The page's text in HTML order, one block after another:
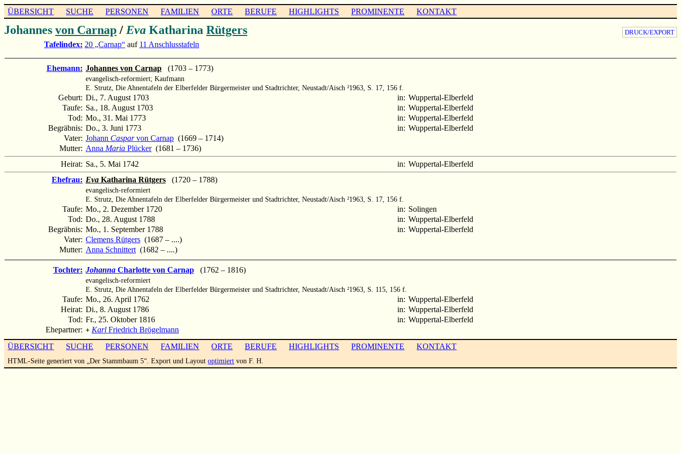
ÜBERSICHT SUCHE PERSONEN FAMILIEN ORTE BERUFE HIGHLIGHTS PROMINENTE KONTAKT
DRUCK/EXPORT
Johannes von Carnap / Eva Katharina Rütgers
Tafelindex: 20 „Carnap“ auf 11 Anschlusstafeln
Ehemann: Johannes von Carnap (1703 – 1773)
evangelisch-reformiert; Kaufmann
E. Strutz, Die Ahnentafeln der Elberfelder Bürgermeister und Stadtrichter, Neustadt/Aisch ²1963, S. 17, 156 f.
Geburt: Di., 7. August 1703 in: Wuppertal-Elberfeld
Taufe: Sa., 18. August 1703 in: Wuppertal-Elberfeld
Tod: Mo., 31. Mai 1773 in: Wuppertal-Elberfeld
Begräbnis: Do., 3. Juni 1773 in: Wuppertal-Elberfeld
Vater: Johann Casparvon Carnap (1669 – 1714)
Mutter: Anna Maria Plücker(1681 – 1736)
Heirat: Sa., 5. Mai 1742 in: Wuppertal-Elberfeld
Ehefrau: Eva Katharina Rütgers (1720 – 1788)
evangelisch-reformiert
E. Strutz, Die Ahnentafeln der Elberfelder Bürgermeister und Stadtrichter, Neustadt/Aisch ²1963, S. 17, 156 f.
Taufe: Mo., 2. Dezember 1720 in: Solingen
Tod: Do., 28. August 1788 in: Wuppertal-Elberfeld
Begräbnis: Mo., 1. September 1788 in: Wuppertal-Elberfeld
Vater: Clemens Rütgers (1687 – ....)
Mutter: Anna Schnittert (1682 – ....)
Tochter: Johanna Charlotte von Carnap (1762 – 1816)
evangelisch-reformiert
E. Strutz, Die Ahnentafeln der Elberfelder Bürgermeister und Stadtrichter, Neustadt/Aisch ²1963, S. 115, 156 f.
Taufe: Mo., 26. April 1762 in: Wuppertal-Elberfeld
Heirat: Di., 8. August 1786 in: Wuppertal-Elberfeld
Tod: Fr., 25. Oktober 1816 in: Wuppertal-Elberfeld
Ehepartner: + Karl Friedrich Brögelmann
ÜBERSICHT
SUCHE PERSONEN FAMILIEN ORTE BERUFE HIGHLIGHTS PROMINENTE KONTAKT
HTML-Seite generiert von „Der Stammbaum 5“. Export und Layoutoptimiert von F. H.